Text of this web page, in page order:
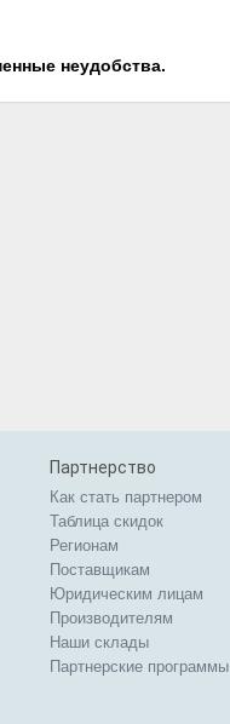
неудобства.
Партнерство
Как стать партнером
Таблица скидок
Регионам
Поставщикам
Юридическим лицам
Производителям
Наши склады
Партнерские программы